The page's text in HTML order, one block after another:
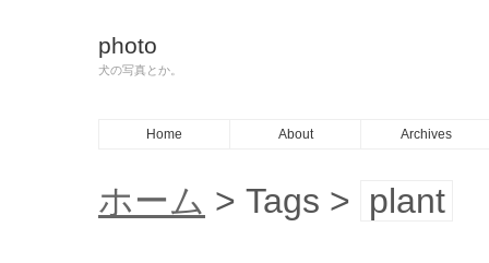
photo
犬の写真とか。
Home About Archives
ホーム > Tags > plant